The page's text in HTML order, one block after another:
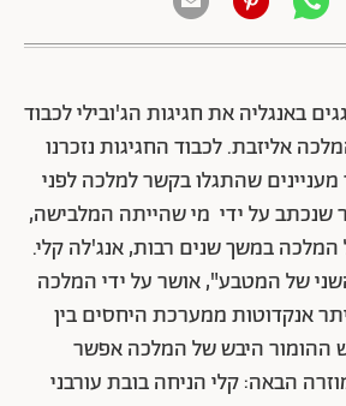
באנגליה את חגיגות הג'ובילי לכבוד
אליזבת. לכבוד החגיגות נזכרנו
שהתגלו בקשר למלכה לפני
שנכתב על ידי מי שהייתה המלבישה,
המלכה במשך שנים רבות, אנג'לה קלי.
של המטבע", אושר על ידי המלכה
אנקדוטות ממערכת היחסים בין
ההומור היבש של המלכה אפשר
הבאה: קלי הניחה בובת עורבני